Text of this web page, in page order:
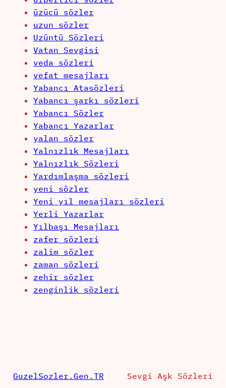
üzücü sözler
uzun sözler
Uzüntü Sözleri
Vatan Sevgisi
veda sözleri
vefat mesajları
Yabancı Atasözleri
Yabancı şarkı sözleri
Yabancı Sözler
Yabancı Yazarlar
yalan sözler
Yalnızlık Mesajları
Yalnızlık Sözleri
Yardımlaşma sözleri
yeni sözler
Yeni yıl mesajları sözleri
Yerli Yazarlar
Yılbaşı Mesajları
zafer sözleri
zalim sözler
zaman sözleri
zehir sözler
zenginlik sözleri
GuzelSozler.Gen.TR Sevgi Aşk Sözleri